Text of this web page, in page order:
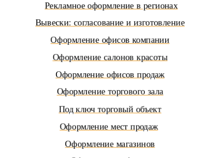
Рекламное оформление в регионах
Вывески: согласование и изготовление
Оформление офисов компании
Оформление салонов красоты
Оформление офисов продаж
Оформление торгового зала
Под ключ торговый объект
Оформление мест продаж
Оформление магазинов